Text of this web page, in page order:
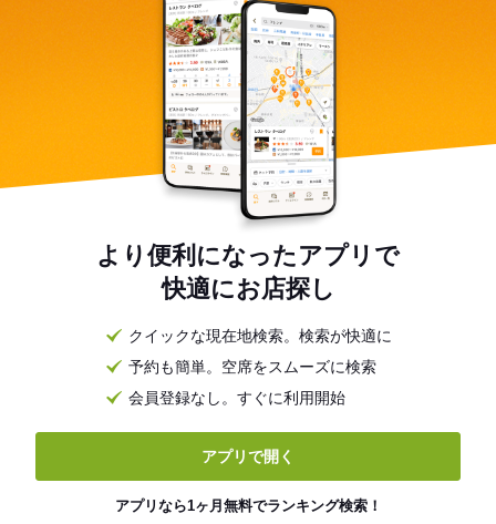
より便利になったアプリで
快適にお店探し
クイックな現在地検索。検索が快適に
予約も簡単。空席をスムーズに検索
会員登録なし。すぐに利用開始
アプリで開く
アプリなら1ヶ月無料でランキング検索！